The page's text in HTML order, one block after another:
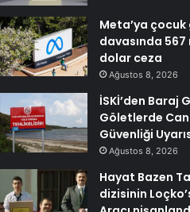
Meta’ya çocuk
davasında 567
dolar ceza
Ağustos 8, 2026
İSKİ’den Baraj
Göletlerde Can
Güvenliği
Ağustos 8, 2026
Hayat Bazen
dizisinin